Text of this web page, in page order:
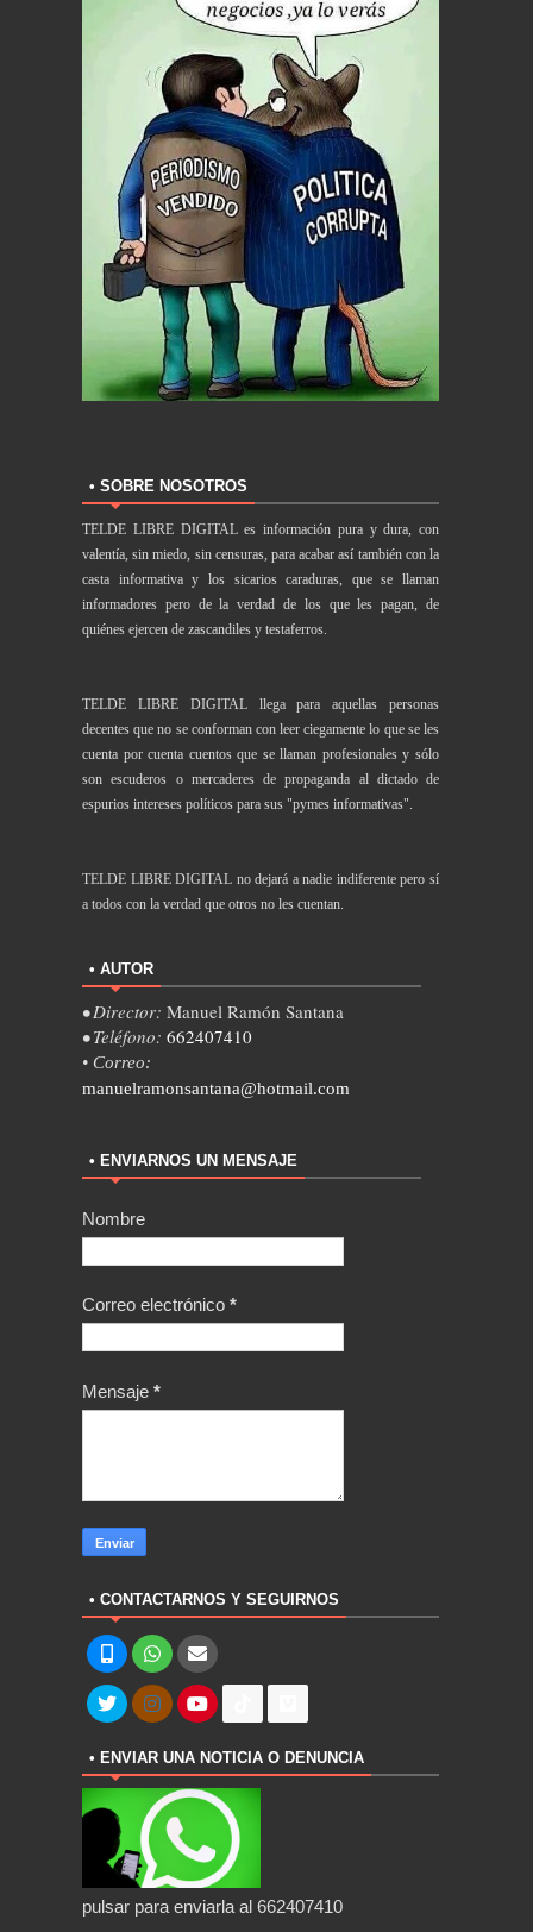
• SOBRE NOSOTROS
TELDE LIBRE DIGITAL es información pura y dura, con
valentía, sin miedo, sin censuras, para acabar así también con la
casta informativa y los sicarios caraduras, que se llaman
informadores pero de la verdad de los que les pagan, de
quiénes ejercen de zascandiles y testaferros.
TELDE LIBRE DIGITAL llega para aquellas personas
decentes que no se conforman con leer ciegamente lo que se les
cuenta por cuenta cuentos que se llaman profesionales y sólo
son escuderos o mercaderes de propaganda al dictado de
espurios intereses políticos para sus "pymes informativas".
TELDE LIBRE DIGITAL no dejará a nadie indiferente pero sí
a todos con la verdad que otros no les cuentan.
• AUTOR
• Director: Manuel Ramón Santana
• Teléfono: 662407410
• Correo:
manuelramonsantana@hotmail.com
• ENVIARNOS UN MENSAJE
Nombre
Correo electrónico *
Mensaje *
• CONTACTARNOS Y SEGUIRNOS
• ENVIAR UNA NOTICIA O DENUNCIA
pulsar para enviarla al 662407410